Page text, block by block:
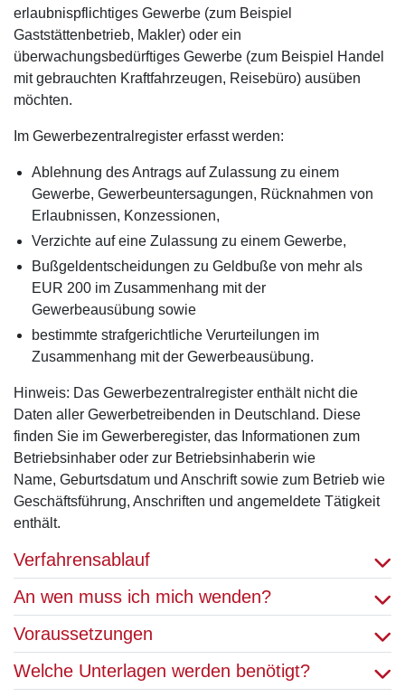
erlaubnispflichtiges Gewerbe (zum Beispiel
Gaststättenbetrieb, Makler) oder ein
überwachungsbedürftiges Gewerbe (zum Beispiel Handel
mit gebrauchten Kraftfahrzeugen, Reisebüro) ausüben
möchten.
Im Gewerbezentralregister erfasst werden:
Ablehnung des Antrags auf Zulassung zu einem
Gewerbe, Gewerbeuntersagungen, Rücknahmen von
Erlaubnissen, Konzessionen,
Verzichte auf eine Zulassung zu einem Gewerbe,
Bußgeldentscheidungen zu Geldbuße von mehr als
EUR 200 im Zusammenhang mit der
Gewerbeausübung sowie
bestimmte strafgerichtliche Verurteilungen im
Zusammenhang mit der Gewerbeausübung.
Hinweis: Das Gewerbezentralregister enthält nicht die
Daten aller Gewerbetreibenden in Deutschland. Diese
finden Sie im Gewerberegister, das Informationen zum
Betriebsinhaber oder zur Betriebsinhaberin wie
Name, Geburtsdatum und Anschrift sowie zum Betrieb wie
Geschäftsführung, Anschriften und angemeldete Tätigkeit
enthält.
Verfahrensablauf
An wen muss ich mich wenden?
Voraussetzungen
Welche Unterlagen werden benötigt?